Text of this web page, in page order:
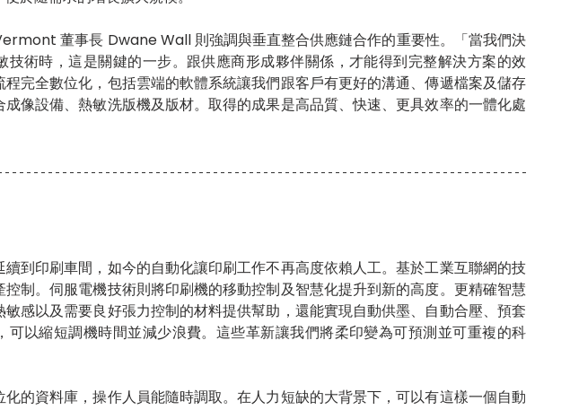
董事長 Dwane Wall 則強調與垂直整合供應鏈合作的重要性。「當我們決
技術時，這是關鍵的一步。跟供應商形成夥伴關係，才能得到完整解決方案的效
完全數位化，包括雲端的軟體系統讓我們跟客戶有更好的溝通、傳遞檔案及儲存
像設備、熱敏洗版機及版材。取得的成果是高品質、快速、更具效率的一體化處
到印刷車間，如今的自動化讓印刷工作不再高度依賴人工。基於工業互聯網的技
制。伺服電機技術則將印刷機的移動控制及智慧化提升到新的高度。更精確智慧
感以及需要良好張力控制的材料提供幫助，還能實現自動供墨、自動合壓、預套
可以縮短調機時間並減少浪費。這些革新讓我們將柔印變為可預測並可重複的科
的資料庫，操作人員能隨時調取。在人力短缺的大背景下，可以有這樣一個自動